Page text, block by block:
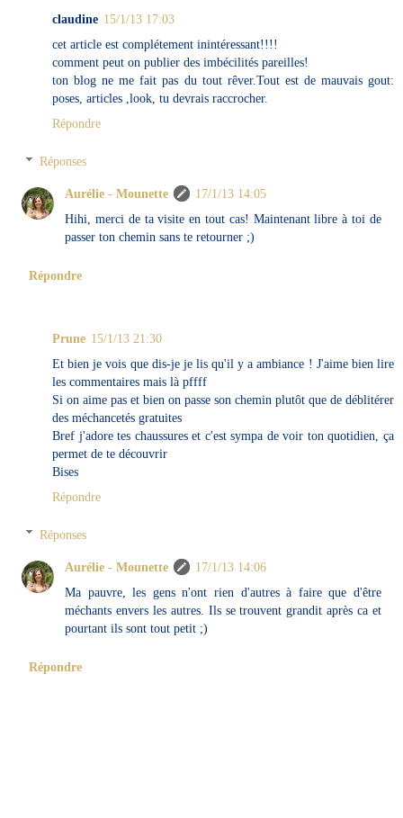
claudine 15/1/13 17:03
cet article est complétement inintéressant!!!!
comment peut on publier des imbécilités pareilles!
ton blog ne me fait pas du tout rêver.Tout est de mauvais gout:
poses, articles ,look, tu devrais raccrocher.
Répondre
Réponses
Aurélie - Mounette
17/1/13 14:05
Hihi, merci de ta visite en tout cas! Maintenant libre à toi de
passer ton chemin sans te retourner ;)
Répondre
Prune 15/1/13 21:30
Et bien je vois que dis-je je lis qu'il y a ambiance ! J'aime bien lire
les commentaires mais là pffff
Si on aime pas et bien on passe son chemin plutôt que de déblitérer
des méchancetés gratuites
Bref j'adore tes chaussures et c'est sympa de voir ton quotidien, ça
permet de te découvrir
Bises
Répondre
Réponses
Aurélie - Mounette
17/1/13 14:06
Ma pauvre, les gens n'ont rien d'autres à faire que d'être
méchants envers les autres. Ils se trouvent grandit après ca et
pourtant ils sont tout petit ;)
Répondre